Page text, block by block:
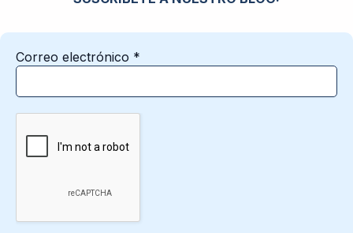
Correo electrónico *